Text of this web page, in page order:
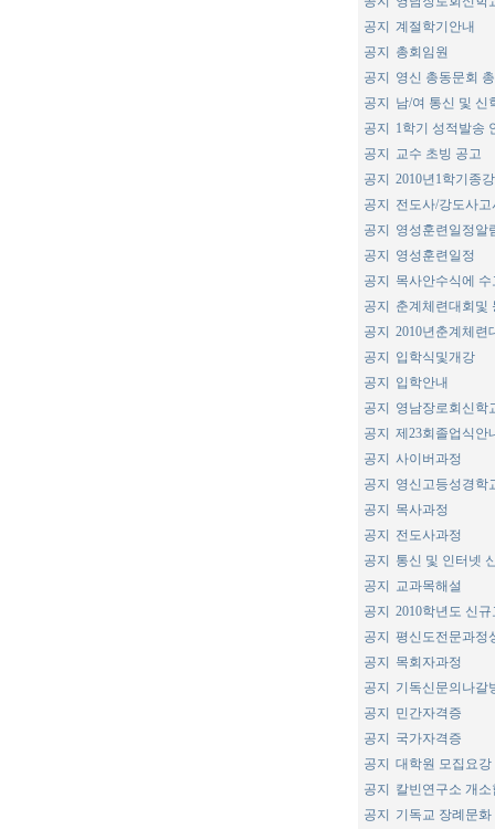
공지
계절학기안내
공지
총회임원
공지
영신 총동문회
공지
남/여 통신 및 신
공지
1학기 성적발송
공지
교수 초빙 공고
공지
2010년1학기종
공지
전도사/강도사
공지
영성훈련일정알
공지
영성훈련일정
공지
목사안수식에
공지
춘계체련대회및
공지
2010년춘계체련
공지
입학식및개강
공지
입학안내
공지
영남장로회신학
공지
제23회졸업식안
공지
사이버과정
공지
영신고등성경학
공지
목사과정
공지
전도사과정
공지
통신 및 인터넷
공지
교과목해설
공지
2010학년도 신
공지
평신도전문과정
공지
목회자과정
공지
기독신문의나갈
공지
민간자격증
공지
국가자격증
공지
대학원 모집요강
공지
칼빈연구소 개소
공지
기독교 장례문